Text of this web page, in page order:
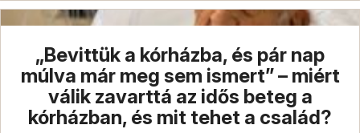
„Bevittük a kórházba, és pár nap
múlva már meg sem ismert” – miért
válik zavarttá az idős beteg a
kórházban, és mit tehet a család?